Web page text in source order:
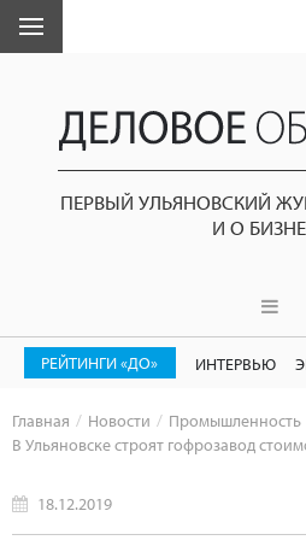
ПЕРВЫЙ УЛЬЯНОВСКИЙ
И О
РЕЙТИНГИ «ДО» ИНТЕРВЬЮ
Главная Новости
Промышленность
В Ульяновске строят гофрозавод
18.12.2019